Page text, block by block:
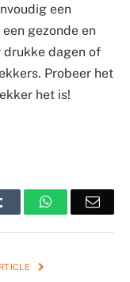
een
gezonde en
dagen of
Probeer het
het is!
Tumblr WhatsApp